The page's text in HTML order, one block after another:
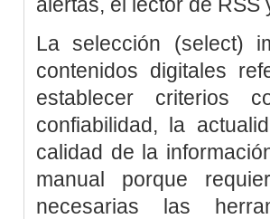
La selección (select)
contenidos digitales
establecer criterios
confiabilidad, la
calidad de la
manual porque
necesarias las